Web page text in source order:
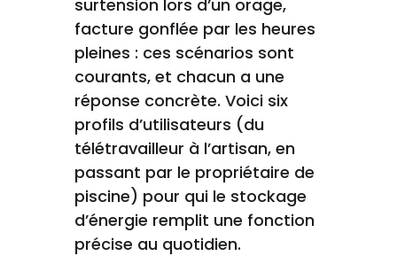
surtension lors d’un orage,
facture gonflée par les heures
pleines : ces scénarios sont
courants, et chacun a une
réponse concrète. Voici six
profils d’utilisateurs (du
télétravailleur à l’artisan, en
passant par le propriétaire de
piscine) pour qui le stockage
d’énergie remplit une fonction
précise au quotidien.